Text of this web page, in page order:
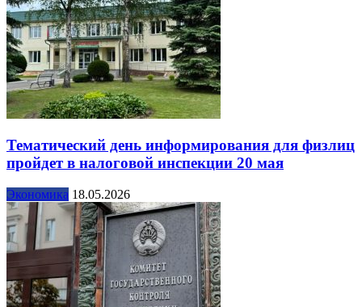
Тематический день информирования для физлиц
пройдет в налоговой инспекции 20 мая
Экономика 18.05.2026